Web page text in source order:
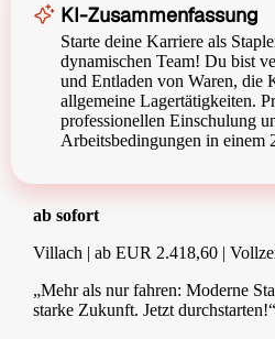
KI-Zusammenfassung
Starte deine Karriere als
dynamischen Team! Du bist
und Entladen von Waren, die
allgemeine Lagertätigkeiten.
professionellen Einschulung
Arbeitsbedingungen in einem
ab sofort
Villach | ab EUR 2.418,60 |
„Mehr als nur fahren: Moderne
starke Zukunft. Jetzt durchstarten!“